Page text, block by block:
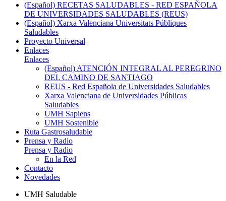
(Español) RECETAS SALUDABLES - RED ESPAÑOLA
DE UNIVERSIDADES SALUDABLES (REUS)
(Español) Xarxa Valenciana Universitats Públiques
Saludables
Proyecto Universal
Enlaces
Enlaces
(Español) ATENCIÓN INTEGRAL AL PEREGRINO
DEL CAMINO DE SANTIAGO
REUS - Red Española de Universidades Saludables
Xarxa Valenciana de Universidades Públicas
Saludables
UMH Sapiens
UMH Sostenible
Ruta Gastrosaludable
Prensa y Radio
Prensa y Radio
En la Red
Contacto
Novedades
UMH Saludable